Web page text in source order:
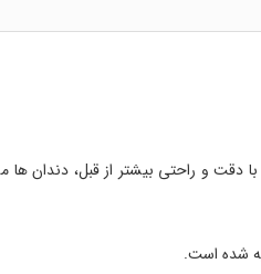
دقت و راحتی بیشتر از قبل، دندان
شده است.